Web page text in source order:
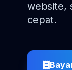
website,
cepat.